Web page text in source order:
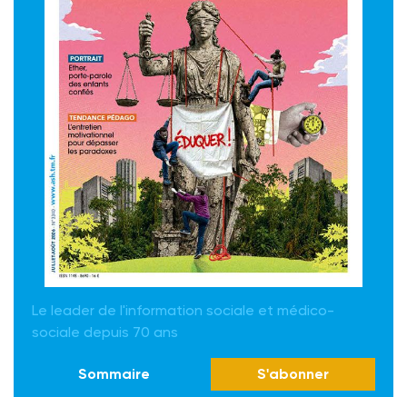
Le leader de l'information sociale et médico-
sociale depuis 70 ans
Sommaire S'abonner